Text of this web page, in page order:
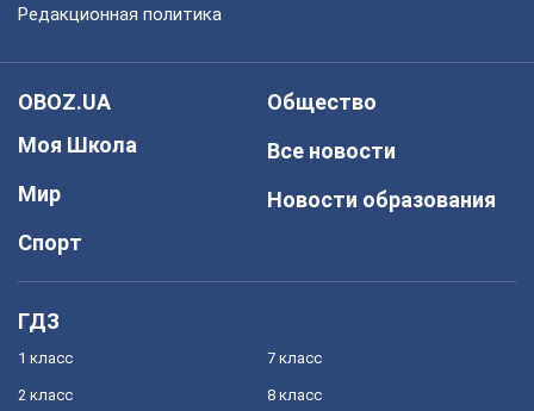
Редакционная политика
OBOZ.UA
Моя Школа
Мир
Спорт
Общество
Все новости
Новости образования
ГДЗ
1 класс
2 класс
7 класс
8 класс